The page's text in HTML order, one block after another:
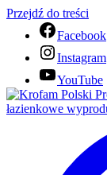
Przejdź do treści
Facebook
Instagram
YouTube